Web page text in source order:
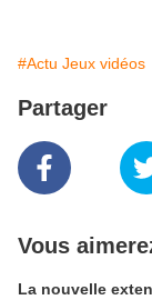
#Actu Jeux vidéos
Partager
Vous
La nouvelle